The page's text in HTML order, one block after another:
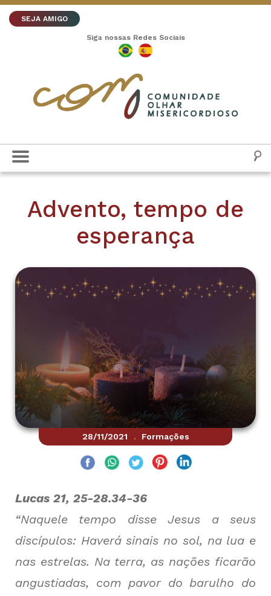
SEJA AMIGO
Siga nossas Redes Sociais
Advento, tempo de
esperança
28/11/2021 . Formações
Lucas 21, 25-28.34-36
“Naquele tempo disse Jesus a seus
discípulos: Haverá sinais no sol, na lua e
nas estrelas. Na terra, as nações ficarão
angustiadas, com pavor do barulho do